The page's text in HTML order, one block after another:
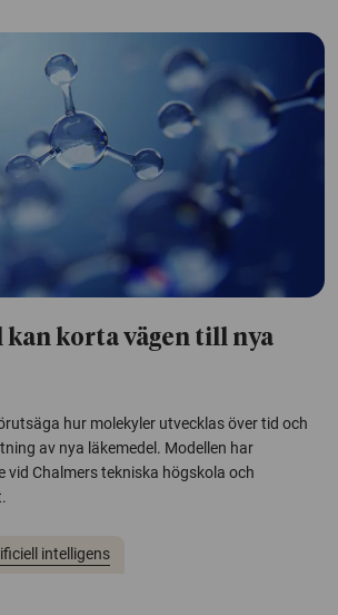
kan korta vägen till nya
hur molekyler utvecklas över tid och
av nya läkemedel. Modellen har
vid Chalmers tekniska högskola och
intelligens